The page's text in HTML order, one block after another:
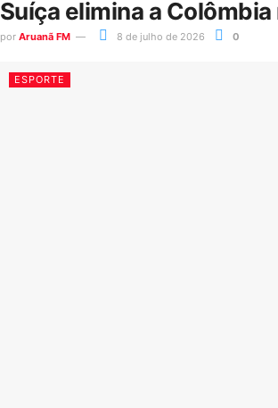
Suíça elimina a
por Aruanã FM 8 de julho de 2026 0
ESPORTE